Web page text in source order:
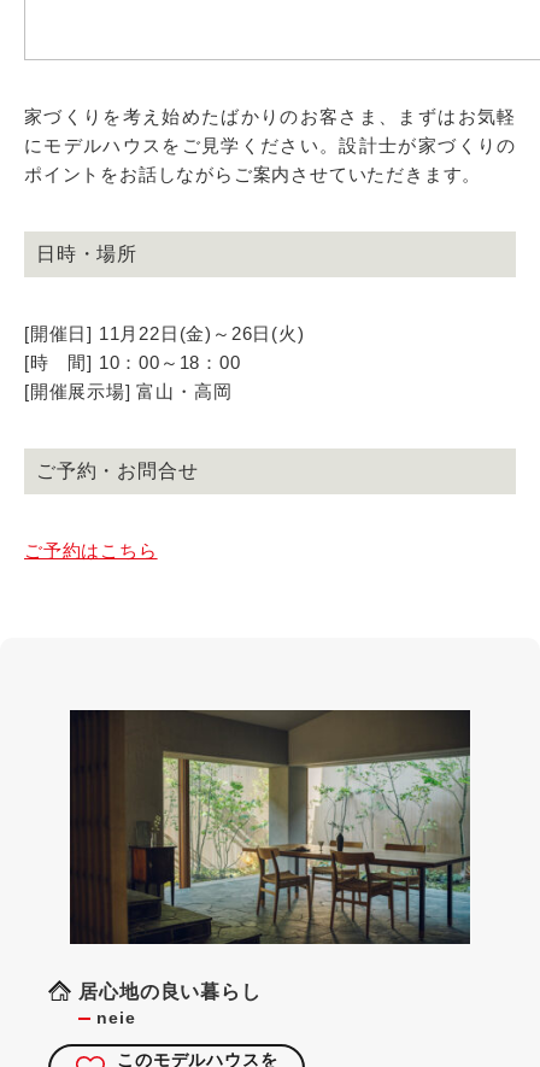
家づくりを考え始めたばかりのお客さま、まずはお気軽
にモデルハウスをご見学ください。設計士が家づくりの
ポイントをお話しながらご案内させていただきます。
日時・場所
[開催日] 11月22日(金)～26日(火)
[時 間] 10：00～18：00
[開催展示場] 富山・高岡
ご予約・お問合せ
ご予約はこちら
居心地の良い暮らし
neie
このモデルハウスを